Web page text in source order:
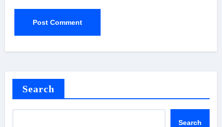
Search
Search